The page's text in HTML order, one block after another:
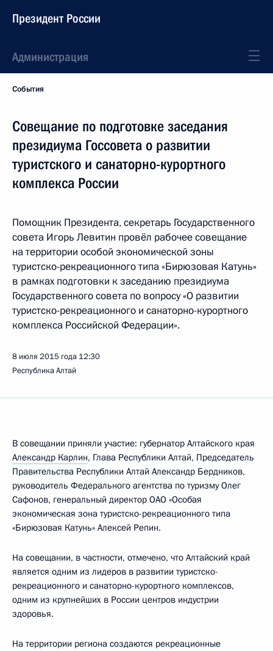
Президент России
Администрация
События
Совещание по подготовке заседания
президиума Госсовета о развитии
туристского и санаторно-курортного
комплекса России
Помощник Президента, секретарь Государственного
совета Игорь Левитин провёл рабочее совещание
на территории особой экономической зоны
туристско-рекреационного типа «Бирюзовая Катунь»
в рамках подготовки к заседанию президиума
Государственного совета по вопросу «О развитии
туристско-рекреационного и санаторно-курортного
комплекса Российской Федерации».
8 июля 2015 года 12:30
Республика Алтай
В совещании приняли участие: губернатор Алтайского края
Александр Карлин, Глава Республики Алтай, Председатель
Правительства Республики Алтай Александр Бердников,
руководитель Федерального агентства по туризму Олег
Сафонов, генеральный директор ОАО «Особая
экономическая зона туристско-рекреационного типа
«Бирюзовая Катунь» Алексей Репин.
На совещании, в частности, отмечено, что Алтайский край
является одним из лидеров в развитии туристско-
рекреационного и санаторно-курортного комплексов,
одним из крупнейших в России центров индустрии
здоровья.
На территории региона создаются рекреационные